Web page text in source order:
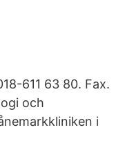
611 63 80. Fax.
och
i